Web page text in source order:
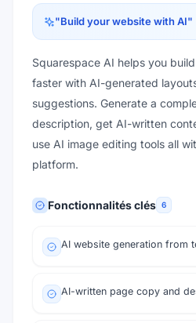
"Build your website with AI"
Squarespace AI helps you
faster with AI-generated
suggestions. Generate a
description, get AI-written
use AI image editing tools all
platform.
Fonctionnalités clés 6
AI website generation from
AI-written page copy and